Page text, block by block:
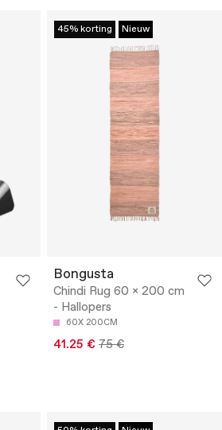
45% korting Nieuw
Bongusta
Chindi Rug 60 x 200 cm
- Hallopers
60X 200CM
41.25 € 75 €